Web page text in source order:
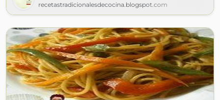
recetastradicionalesdecocina.blogspot.com